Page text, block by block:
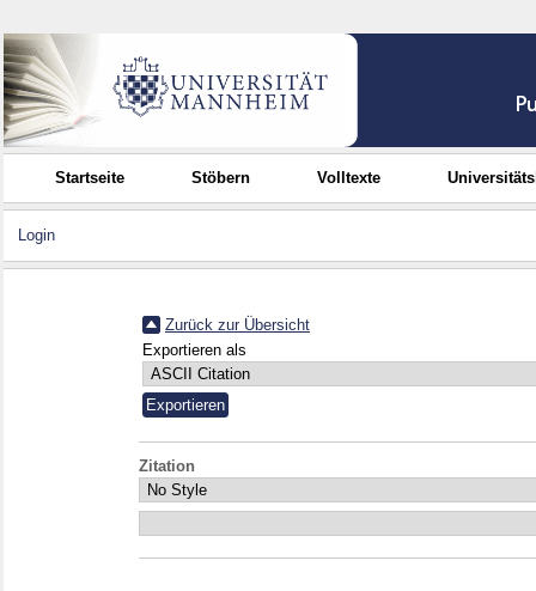
Startseite Stöbern Volltexte
Login
Zurück zur Übersicht
Exportieren als
Zitation